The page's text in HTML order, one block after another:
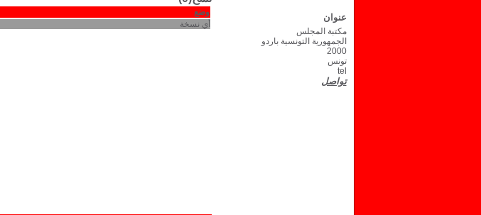
وضع
أي نسخة
عنوان
مكتبة المجلس
الجمهورية التونسية باردو
2000
تونس
tel
تواصل